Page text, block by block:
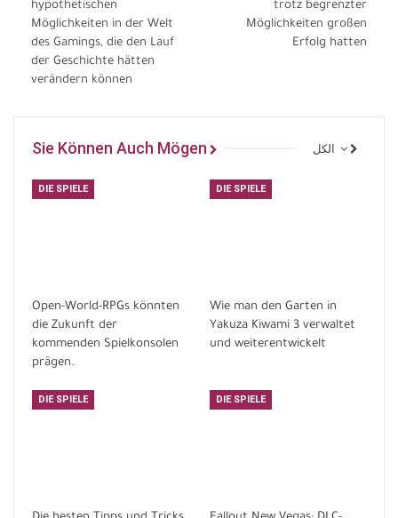
hypothetischen
Möglichkeiten in der Welt
des Gamings, die den Lauf
der Geschichte hätten
verändern können
trotz begrenzter
Möglichkeiten großen
Erfolg hatten
Sie Können Auch Mögen
DIE SPIELE
Open-World-RPGs könnten
die Zukunft der
kommenden Spielkonsolen
prägen.
DIE SPIELE
Wie man den Garten in
Yakuza Kiwami 3 verwaltet
und weiterentwickelt
DIE SPIELE DIE SPIELE